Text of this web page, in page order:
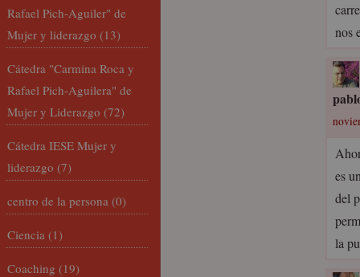
nos
es
del
la
Rafael Pich-Aguiler" de
Mujer y liderazgo (13)
Cátedra "Carmina Roca y
Rafael Pich-Aguilera" de
Mujer y Liderazgo (72)
Cátedra IESE Mujer y
liderazgo (7)
centro de la persona (0)
Ciencia (1)
Coaching (19)